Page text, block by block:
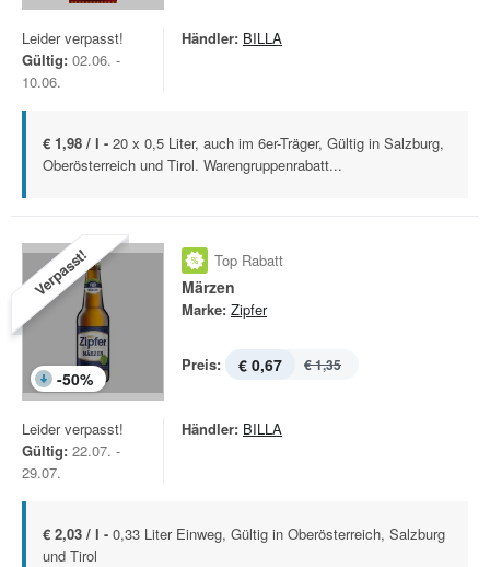
Leider verpasst!
Gültig: 02.06. -
10.06.
Händler: BILLA
€ 1,98 / l - 20 x 0,5 Liter, auch im 6er-Träger, Gültig in Salzburg,
Oberösterreich und Tirol. Warengruppenrabatt...
Verpasst!
-50%
Top Rabatt
Märzen
Marke: Zipfer
Preis: € 0,67 € 1,35
Leider verpasst!
Gültig: 22.07. -
29.07.
Händler: BILLA
€ 2,03 / l - 0,33 Liter Einweg, Gültig in Oberösterreich, Salzburg
und Tirol